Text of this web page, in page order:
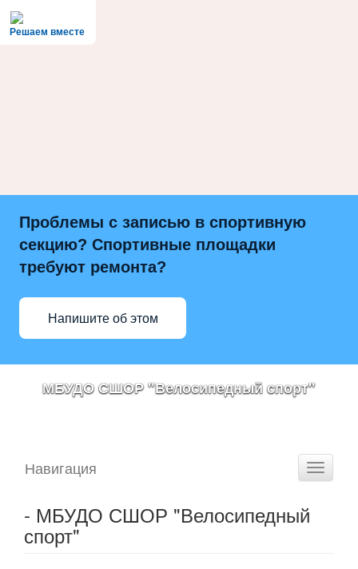
Решаем вместе
Проблемы с записью в спортивную
секцию? Спортивные площадки
требуют ремонта?
Напишите об этом
МБУДО СШОР "Велосипедный спорт"
Toggle
Навигация
- МБУДО СШОР "Велосипедный
спорт"